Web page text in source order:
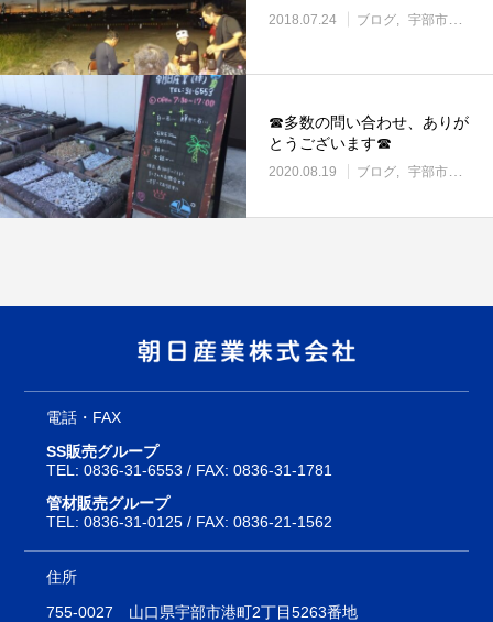
2018.07.24 ブログ 宇部市働き方改革に取り組む企業
☎多数の問い合わせ、ありが
とうございます☎
2020.08.19 ブログ 宇部市働き方改革に取り組む企業
電話・FAX
SS販売グループ
TEL:0836-31-6553 / FAX: 0836-31-1781
管材販売グループ
TEL:0836-31-0125 / FAX: 0836-21-1562
住所
755-0027 山口県宇部市港町2丁目5263番地